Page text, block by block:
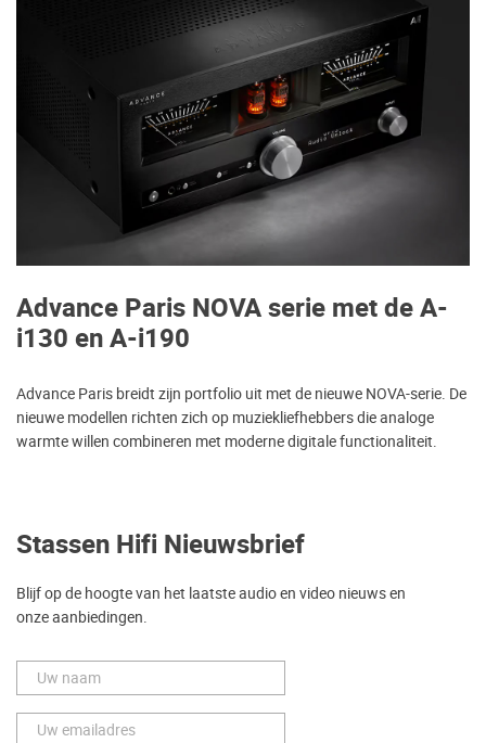
Advance Paris NOVA serie met de A-
i130 en A-i190
Advance Paris breidt zijn portfolio uit met de nieuwe NOVA-serie. De
nieuwe modellen richten zich op muziekliefhebbers die analoge
warmte willen combineren met moderne digitale functionaliteit.
Stassen Hifi Nieuwsbrief
Blijf op de hoogte van het laatste audio en video nieuws en
onze aanbiedingen.